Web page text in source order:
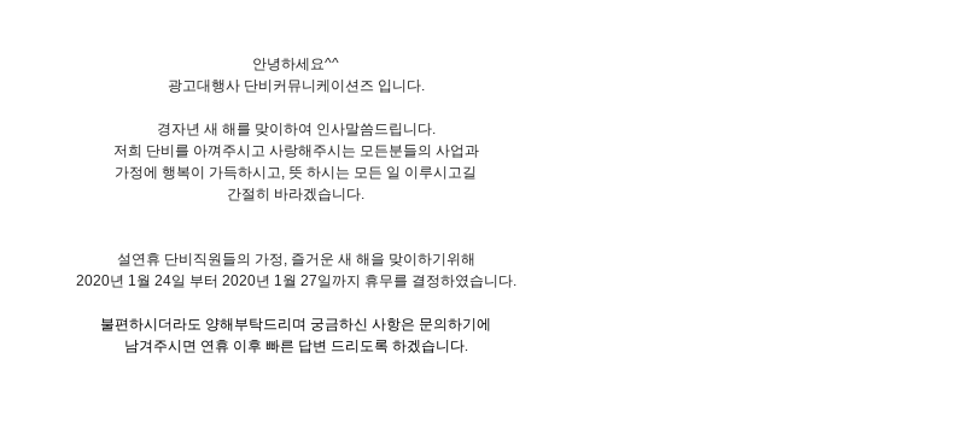
안녕하세요^^
광고대행사 단비커뮤니케이션즈 입니다.
경자년 새 해를 맞이하여 인사말씀드립니다.
저희 단비를 아껴주시고 사랑해주시는 모든분들의 사업과
가정에 행복이 가득하시고, 뜻 하시는 모든 일 이루시고길
간절히 바라겠습니다.
설연휴 단비직원들의 가정, 즐거운 새 해을 맞이하기위해
2020년 1월 24일 부터 2020년 1월 27일까지 휴무를 결정하였습니다.
불편하시더라도 양해부탁드리며 궁금하신 사항은 문의하기에
남겨주시면 연휴 이후 빠른 답변 드리도록 하겠습니다.